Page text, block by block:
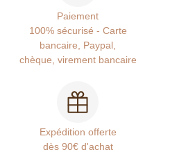
Paiement
100% sécurisé - Carte
bancaire, Paypal,
chèque, virement bancaire
Expédition offerte
dès 90€ d'achat